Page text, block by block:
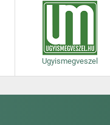
Ugyismegveszel